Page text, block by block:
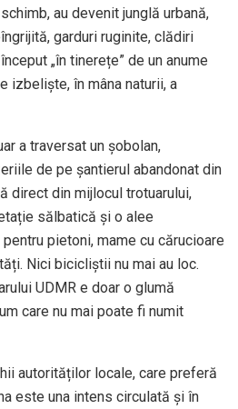
au devenit junglă urbană,
garduri ruginite, clădiri
„în tinerețe” de un anume
izbeliște, în mâna naturii, a
a traversat un șobolan,
de pe șantierul abandonat din
direct din mijlocul trotuarului,
sălbatică și o alee
pietoni, mame cu cărucioare
Nici bicicliștii nu mai au loc.
UDMR e doar o glumă
care nu mai poate fi numit
autorităților locale, care preferă
este una intens circulată și în